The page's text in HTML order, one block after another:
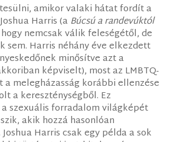
amikor valaki hátat fordít a
Harris (aBúcsú a randevúktól
nemcsak válik feleségétől, de
sem. Harris néhány éve elkezdett
minősítve azt a
képviselt), most az LMBTQ-
melegházasság korábbi ellenzése
a kereszténységből. Ez
szexuális forradalom világképét
akik hozzá hasonlóan
Harris csak egy példa a sok